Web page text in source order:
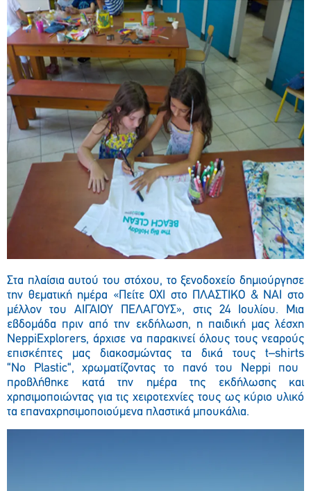
Στα πλαίσια αυτού του στόχου, το ξενοδοχείο δημιούργησε
την θεματική ημέρα «Πείτε ΟΧΙ στο ΠΛΑΣΤΙΚΟ & ΝΑΙ στο
μέλλον του ΑΙΓΑΙΟΥ ΠΕΛΑΓΟΥΣ», στις 24 Ιουλίου. Μια
εβδομάδα πριν από την εκδήλωση, η παιδική μας λέσχη
NeppiExplorers, άρχισε να παρακινεί όλους τους νεαρούς
επισκέπτες μας διακοσμώντας τα δικά τους t–shirts
“No Plastic“, χρωματίζοντας το πανό του Neppi που
προβλήθηκε κατά την ημέρα της εκδήλωσης και
χρησιμοποιώντας για τις χειροτεχνίες τους ως κύριο υλικό
τα επαναχρησιμοποιούμενα πλαστικά μπουκάλια.